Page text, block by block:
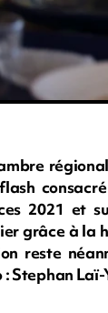
2021 et
grâce à la
reste
: Stephan